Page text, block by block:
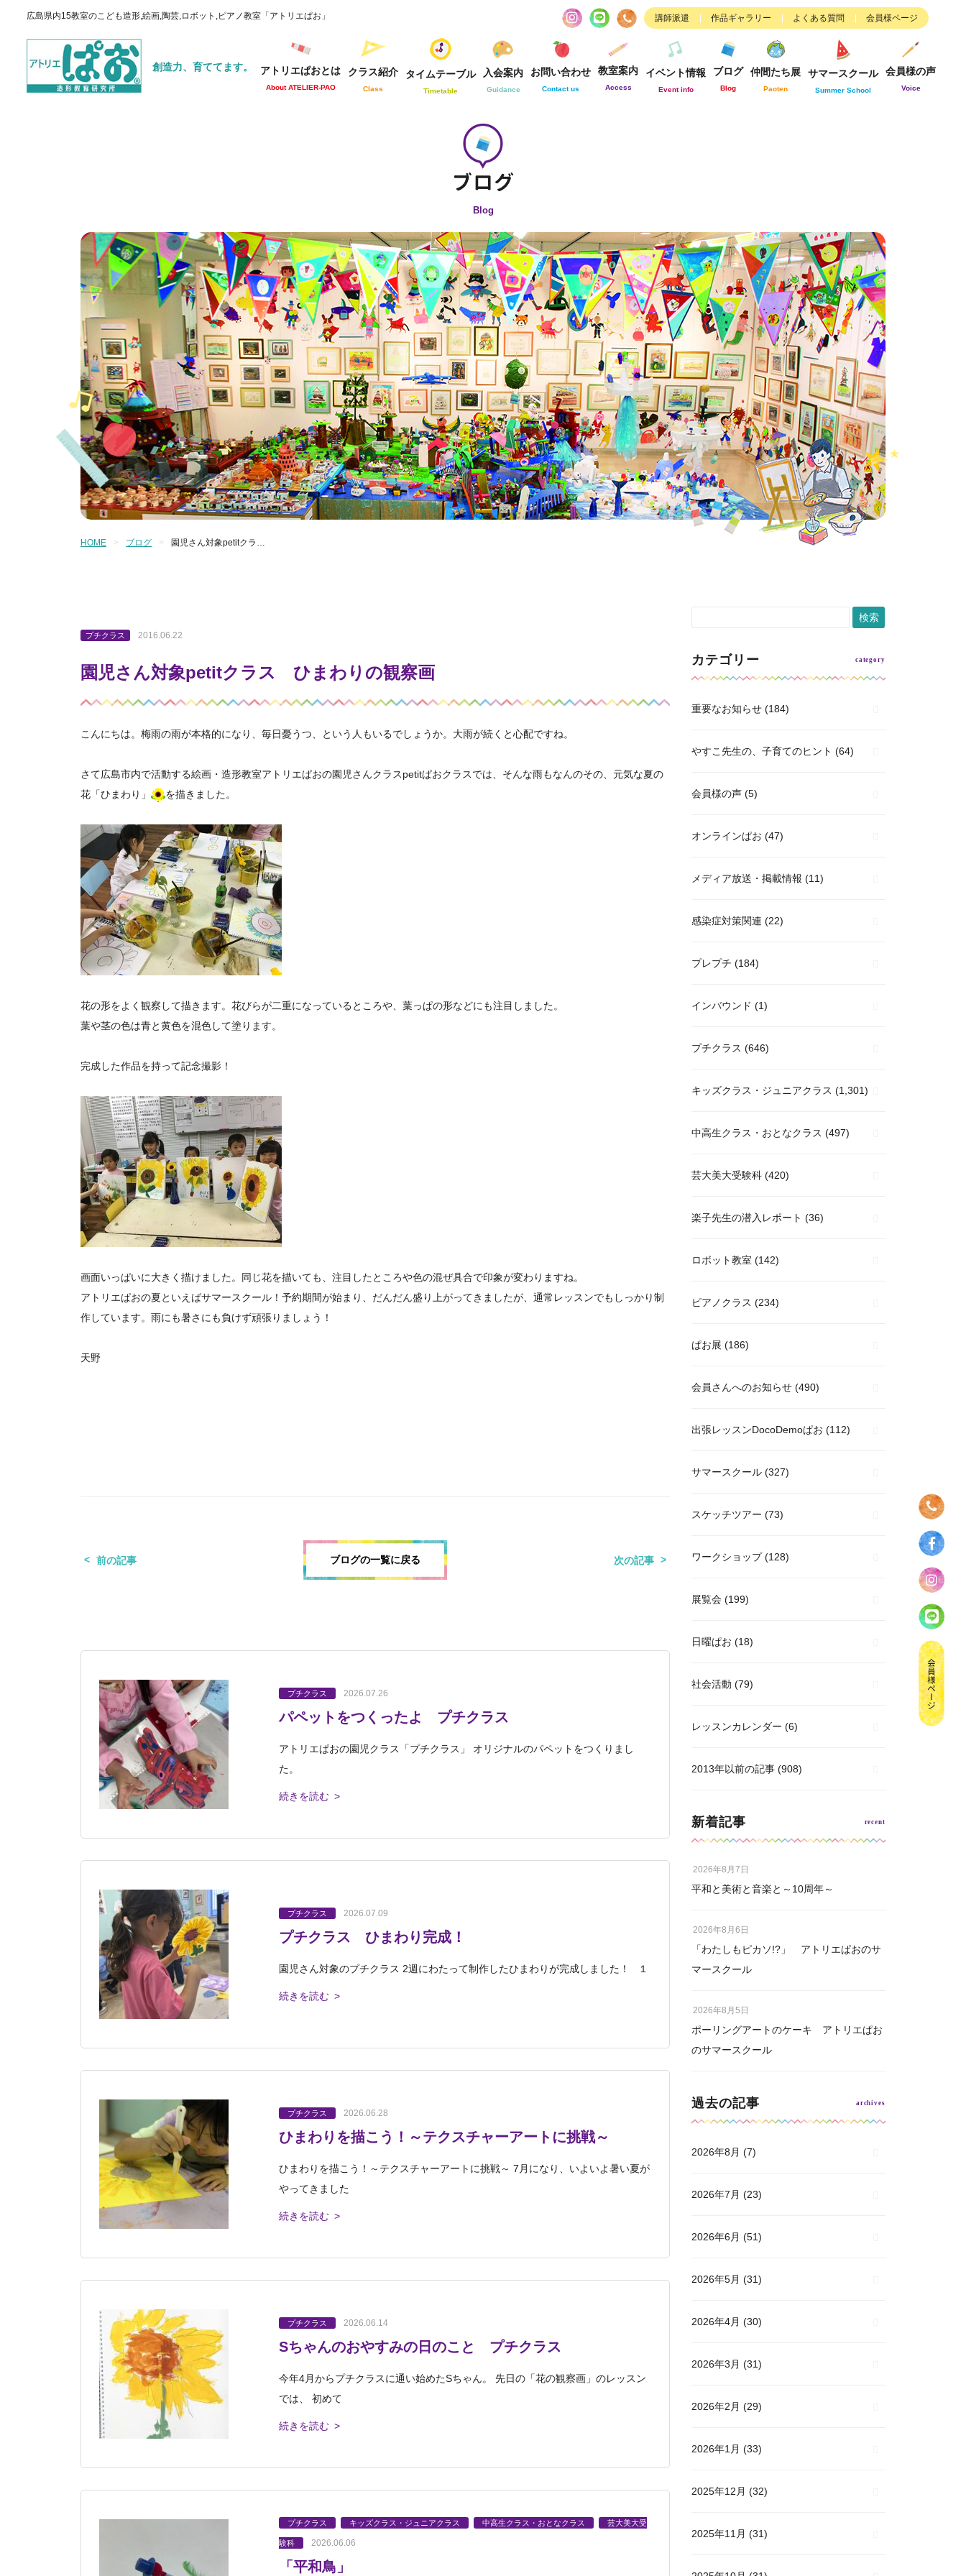
広島県内15教室のこども造形,絵画,陶芸,ロボット,ピアノ教室「アトリエぱお」 講師派遣 作品ギャラリー よくある質問 会員様ページ
創造力、育ててます。 アトリエぱおとは
About ATELIER-PAO
クラス紹介
Class
タイムテーブル
Timetable
入会案内
Guidance
お問い合わせ
Contact us
教室案内
Access
イベント情報
Event info
ブログ
Blog
仲間たち展
Paoten
サマースクール
Summer School
会員様の声
Voice
Blog
HOME ブログ 園児さん対象petitクラ…
プチクラス 2016.06.22
園児さん対象petitクラス ひまわりの観察画
こんにちは。梅雨の雨が本格的になり、毎日憂うつ、という人もいるでしょうか。大雨が続くと心配ですね。
さて広島市内で活動する絵画・造形教室アトリエぱおの園児さんクラスpetitぱおクラスでは、そんな雨もなんのその、元気な夏の
花「ひまわり」
を描きました。
花の形をよく観察して描きます。花びらが二重になっているところや、葉っぱの形などにも注目しました。
葉や茎の色は青と黄色を混色して塗ります。
完成した作品を持って記念撮影！
画面いっぱいに大きく描けました。同じ花を描いても、注目したところや色の混ぜ具合で印象が変わりますね。
アトリエぱおの夏といえばサマースクール！予約期間が始まり、だんだん盛り上がってきましたが、通常レッスンでもしっかり制
作しています。雨にも暑さにも負けず頑張りましょう！
天野
前の記事 ブログの一覧に戻る 次の記事
プチクラス 2026.07.26
パペットをつくったよ プチクラス
アトリエぱおの園児クラス「プチクラス」 オリジナルのパペットをつくりまし
た。
続きを読む >
プチクラス 2026.07.09
プチクラス ひまわり完成！
園児さん対象のプチクラス 2週にわたって制作したひまわりが完成しました！ １
続きを読む >
プチクラス 2026.06.28
ひまわりを描こう！～テクスチャーアートに挑戦～
ひまわりを描こう！～テクスチャーアートに挑戦～ 7月になり、いよいよ暑い夏が
やってきました
続きを読む >
プチクラス 2026.06.14
Sちゃんのおやすみの日のこと プチクラス
今年4月からプチクラスに通い始めたSちゃん。 先日の「花の観察画」のレッスン
では、 初めて
続きを読む >
プチクラス キッズクラス・ジュニアクラス 中高生クラス・おとなクラス 芸大美大受
験科 2026.06.06
「平和鳥」
カテゴリー
重要なお知らせ (184)
やすこ先生の、子育てのヒント (64)
会員様の声 (5)
オンラインぱお (47)
メディア放送・掲載情報 (11)
感染症対策関連 (22)
プレプチ (184)
インバウンド (1)
プチクラス (646)
キッズクラス・ジュニアクラス (1,301)
中高生クラス・おとなクラス (497)
芸大美大受験科 (420)
楽子先生の潜入レポート (36)
ロボット教室 (142)
ピアノクラス (234)
ぱお展 (186)
会員さんへのお知らせ (490)
出張レッスンDocoDemoぱお (112)
サマースクール (327)
スケッチツアー (73)
ワークショップ(128)
展覧会 (199)
日曜ぱお (18)
社会活動 (79)
レッスンカレンダー (6)
2013年以前の記事 (908)
新着記事
平和と美術と音楽と～10周年～
2026年8月7日
「わたしもピカソ!?」 アトリエぱおのサ
マースクール
2026年8月6日
ポーリングアートのケーキ アトリエぱお
のサマースクール
2026年8月5日
過去の記事
2026年8月 (7)
2026年7月 (23)
2026年6月 (51)
2026年5月 (31)
2026年4月 (30)
2026年3月 (31)
2026年2月 (29)
2026年1月 (33)
2025年12月 (32)
2025年11月 (31)